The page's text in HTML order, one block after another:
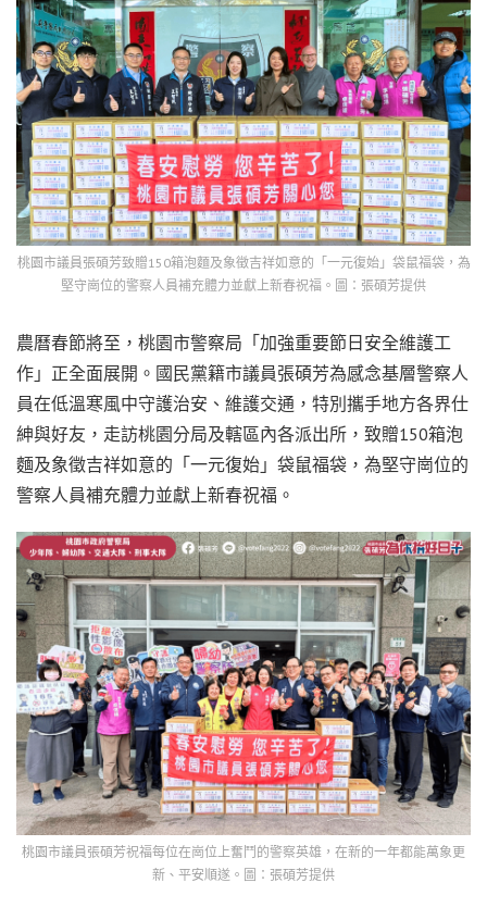
桃園市議員張碩芳致贈150箱泡麵及象徵吉祥如意的「一元復始」袋鼠福袋，為
堅守崗位的警察人員補充體力並獻上新春祝福。圖：張碩芳提供
農曆春節將至，桃園市警察局「加強重要節日安全維護工
作」正全面展開。國民黨籍市議員張碩芳為感念基層警察人
員在低溫寒風中守護治安、維護交通，特別攜手地方各界仕
紳與好友，走訪桃園分局及轄區內各派出所，致贈150箱泡
麵及象徵吉祥如意的「一元復始」袋鼠福袋，為堅守崗位的
警察人員補充體力並獻上新春祝福。
桃園市議員張碩芳祝福每位在崗位上奮鬥的警察英雄，在新的一年都能萬象更
新、平安順遂。圖：張碩芳提供